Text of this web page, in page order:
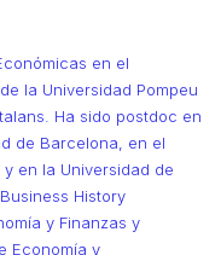
en el
la Universidad Pompeu
Ha sido postdoc en
de Barcelona, en el
en la Universidad de
History
y Finanzas y
Economía y